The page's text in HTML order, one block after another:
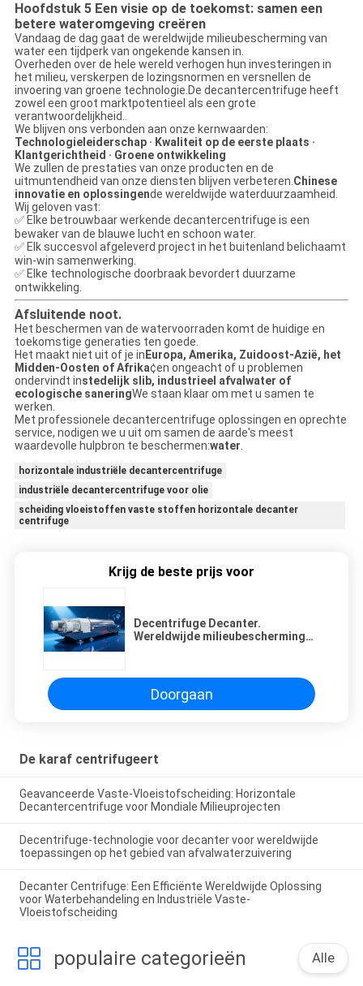
Hoofdstuk 5 Een visie op de toekomst: samen een
betere wateromgeving creëren
Vandaag de dag gaat de wereldwijde milieubescherming van
water een tijdperk van ongekende kansen in.
Overheden over de hele wereld verhogen hun investeringen in
het milieu, verskerpen de lozingsnormen en versnellen de
invoering van groene technologie.De decantercentrifuge heeft
zowel een groot marktpotentieel als een grote
verantwoordelijkheid..
We blijven ons verbonden aan onze kernwaarden:
Technologieleiderschap · Kwaliteit op de eerste plaats ·
Klantgerichtheid · Groene ontwikkeling
We zullen de prestaties van onze producten en de
uitmuntendheid van onze diensten blijven verbeteren.Chinese
innovatie en oplossingende wereldwijde waterduurzaamheid.
Wij geloven vast:
✅ Elke betrouwbaar werkende decantercentrifuge is een
bewaker van de blauwe lucht en schoon water.
✅ Elk succesvol afgeleverd project in het buitenland belichaamt
win-win samenwerking.
✅ Elke technologische doorbraak bevordert duurzame
ontwikkeling.
Afsluitende noot.
Het beschermen van de watervoorraden komt de huidige en
toekomstige generaties ten goede.
Het maakt niet uit of je in Europa, Amerika, Zuidoost-Azië, het
Midden-Oosten of Afrika¢en ongeacht of u problemen
ondervindt instedelijk slib, industrieel afvalwater of
ecologische saneringWe staan klaar om met u samen te
werken.
Met professionele decantercentrifuge oplossingen en oprechte
service, nodigen we u uit om samen de aarde's meest
waardevolle hulpbron te beschermen:water.
horizontale industriële decantercentrifuge
industriële decantercentrifuge voor olie
scheiding vloeistoffen vaste stoffen horizontale decanter
centrifuge
Krijg de beste prijs voor
Decentrifuge Decanter.
Wereldwijde milieubescherming
Doorgaan
De karaf centrifugeert
Geavanceerde Vaste-Vloeistofscheiding: Horizontale
Decantercentrifuge voor Mondiale Milieuprojecten
Decentrifuge-technologie voor decanter voor wereldwijde
toepassingen op het gebied van afvalwaterzuivering
Decanter Centrifuge: Een Efficiënte Wereldwijde Oplossing
voor Waterbehandeling en Industriële Vaste-
Vloeistofscheiding
populaire categorieën Alle